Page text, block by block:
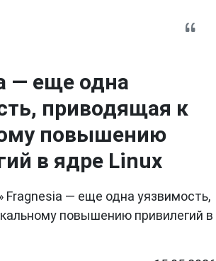
— еще одна
приводящая к
повышению
в ядре Linux
Fragnesia — еще одна уязвимость,
повышению привилегий в